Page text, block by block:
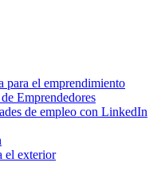
para el emprendimiento
Emprendedores
de empleo con LinkedIn
el exterior
con LinkedIn
>Egresado Destacado:
Beatriz Franco